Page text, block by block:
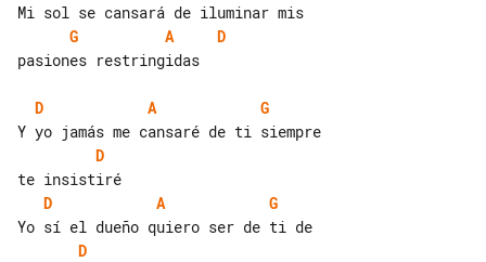
G
A
D
pasiones restringidas
D A
G
D
D
A
G
D